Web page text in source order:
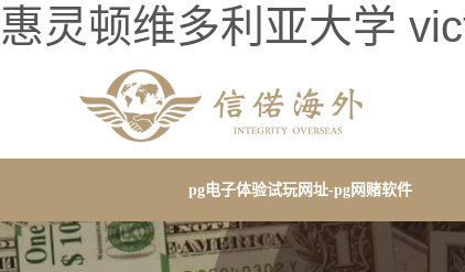
惠灵顿维多利亚大学
pg电子体验试玩网址-pg网赌软件